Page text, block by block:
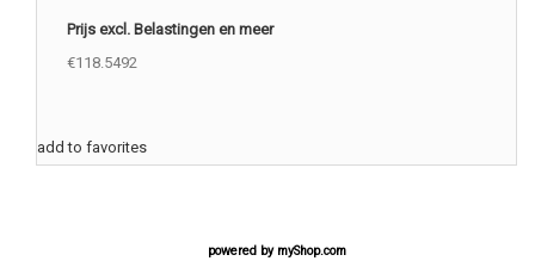
Prijs excl. Belastingen en meer
€118.5492
add to favorites
powered by myShop.com